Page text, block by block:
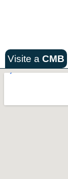
Visite a CMB